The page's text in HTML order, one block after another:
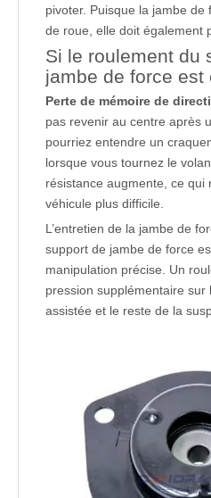
pivoter. Puisque la jambe de
de roue, elle doit également
Si le roulement du
jambe de force est
Perte de mémoire de
pas revenir au centre après
pourriez entendre un
lorsque vous tournez le
résistance augmente, ce
véhicule plus difficile.
L’entretien de la jambe de
support de jambe de force
manipulation précise. Un
pression supplémentaire sur
assistée et le reste de la